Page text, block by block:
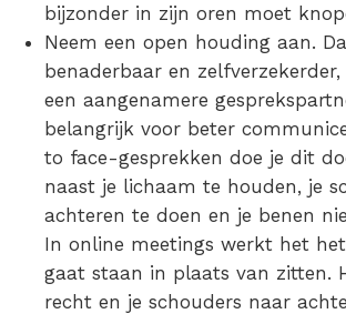
bijzonder in zijn oren moet
Neem een open houding aan.
benaderbaar en
een aangenamere
belangrijk voor beter
to face-gesprekken doe je dit
naast je lichaam te houden, je
achteren te doen en je benen
In online meetings werkt het
gaat staan in plaats van zitten.
recht en je schouders naar